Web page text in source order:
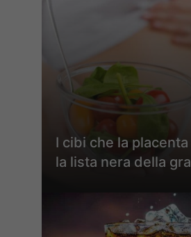
I cibi che la
la lista nera della